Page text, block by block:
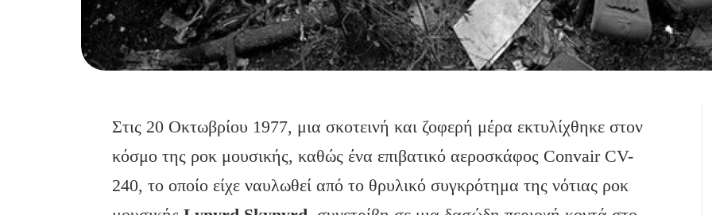
Στις 20 Οκτωβρίου 1977, μια σκοτεινή και ζοφερή μέρα εκτυλίχθηκε στον
κόσμο της ροκ μουσικής, καθώς ένα επιβατικό αεροσκάφος Convair CV-
240, το οποίο είχε ναυλωθεί από το θρυλικό συγκρότημα της νότιας ροκ